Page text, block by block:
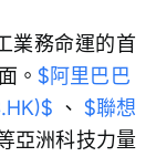
業務命運的首
。$阿里巴巴
、 $聯想
亞洲科技力量